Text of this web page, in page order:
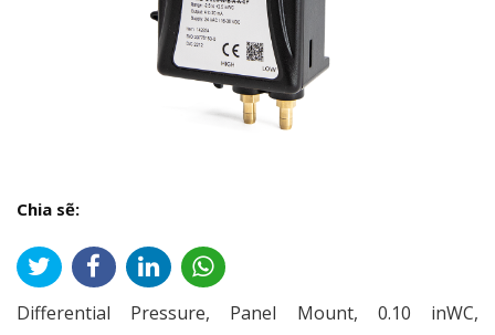
Chia sẽ:
Differential Pressure, Panel Mount, 0.10 inWC,